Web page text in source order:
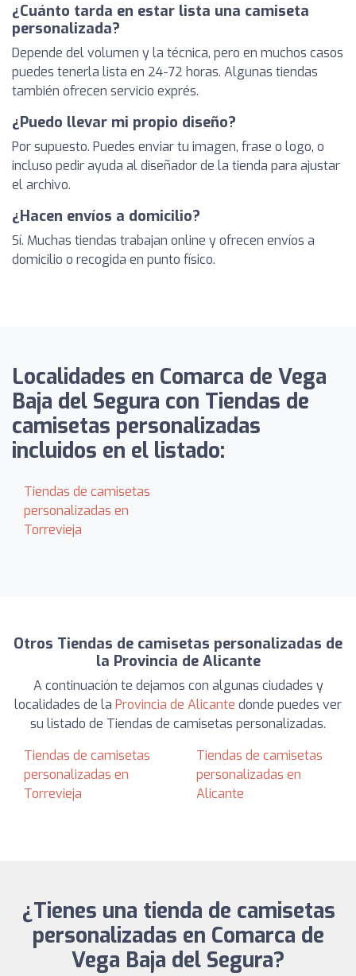
¿Cuánto tarda en estar lista una camiseta
personalizada?
Depende del volumen y la técnica, pero en muchos casos
puedes tenerla lista en 24-72 horas. Algunas tiendas
también ofrecen servicio exprés.
¿Puedo llevar mi propio diseño?
Por supuesto. Puedes enviar tu imagen, frase o logo, o
incluso pedir ayuda al diseñador de la tienda para ajustar
el archivo.
¿Hacen envíos a domicilio?
Sí. Muchas tiendas trabajan online y ofrecen envíos a
domicilio o recogida en punto físico.
Localidades en Comarca de Vega
Baja del Segura con Tiendas de
camisetas personalizadas
incluidos en el listado:
Tiendas de camisetas
personalizadas en
Torrevieja
Otros Tiendas de camisetas personalizadas de
la Provincia de Alicante
A continuación te dejamos con algunas ciudades y
localidades de la Provincia de Alicante donde puedes ver
su listado de Tiendas de camisetas personalizadas.
Tiendas de camisetas
personalizadas en
Torrevieja
Tiendas de camisetas
personalizadas en
Alicante
¿Tienes una tienda de camisetas
personalizadas en Comarca de
Vega Baja del Segura?